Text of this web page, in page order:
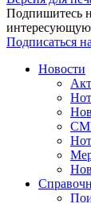
Подпишитесь
Подписаться
Новости